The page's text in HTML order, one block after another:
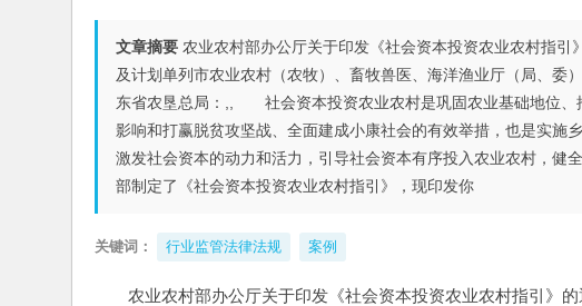
文章摘要 农业农村部办公厅关于印发《社会资本投资农业农村指
及计划单列市农业农村（农牧）、畜牧兽医、海洋渔业厅（局、委
东省农垦总局：,, 社会资本投资农业农村是巩固农业基础地位、
影响和打赢脱贫攻坚战、全面建成小康社会的有效举措，也是实施
激发社会资本的动力和活力，引导社会资本有序投入农业农村，健
部制定了《社会资本投资农业农村指引》，现印发你
关键词： 行业监管法律法规 案例
农业农村部办公厅关于印发《社会资本投资农业农村指引》的